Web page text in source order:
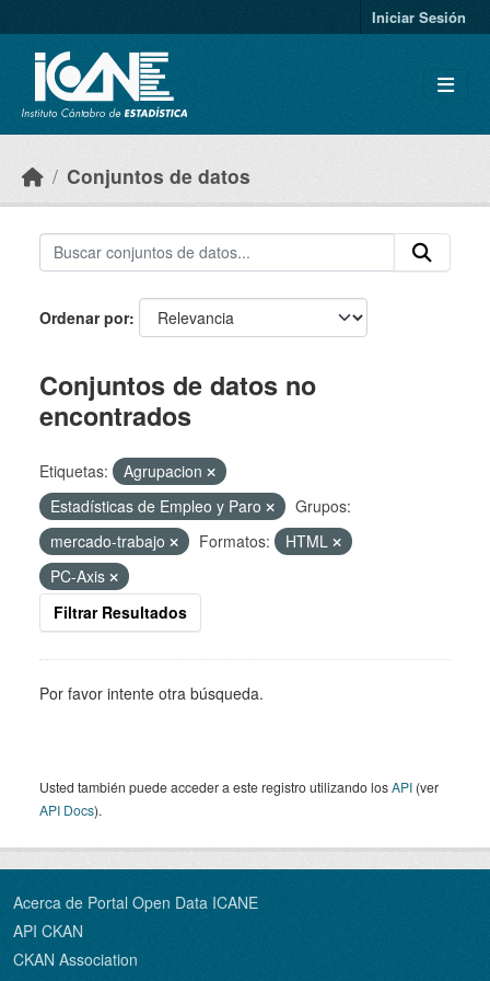
Iniciar Sesión
Conjuntos de datos
Ordenar por
Conjuntos de datos no
encontrados
Etiquetas:
Agrupacion
Estadísticas de Empleo y Paro
Grupos:
mercado-trabajo
Formatos:
HTML
PC-Axis
Filtrar Resultados
Por favor intente otra búsqueda.
Usted también puede acceder a este registro utilizando losAPI (ver
API Docs).
Acerca de Portal Open Data ICANE
API CKAN
CKAN Association